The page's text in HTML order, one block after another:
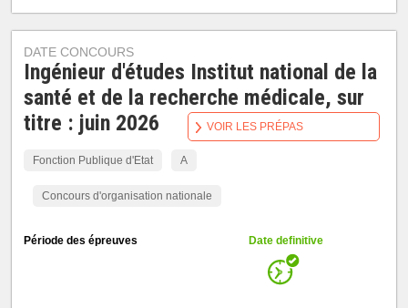
DATE CONCOURS
Ingénieur d'études Institut national de la
santé et de la recherche médicale, sur
titre : juin 2026
Fonction Publique d'Etat A
Concours d'organisation nationale
Période des épreuves Date definitive
VOIR LES PRÉPAS